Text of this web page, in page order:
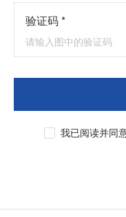
验证码 *
我已阅读并同